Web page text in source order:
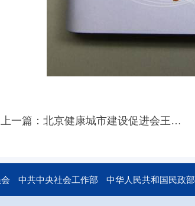
上一篇：北京健康城市建设促进会王鸿春理事长与联合国开发计划署驻华代表
中共中央社会工作部 中华人民共和国民政部